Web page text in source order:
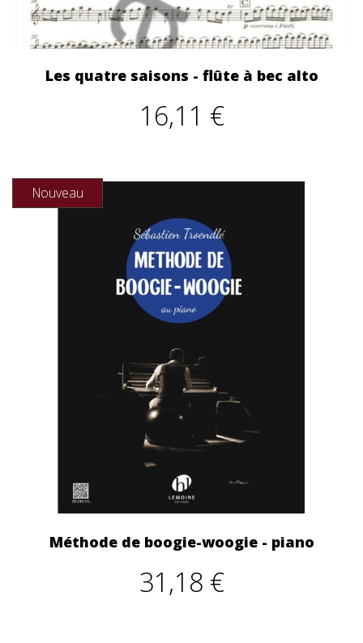
Les quatre saisons - flûte à bec alto
16,11 €
Nouveau
Méthode de boogie-woogie - piano
31,18 €